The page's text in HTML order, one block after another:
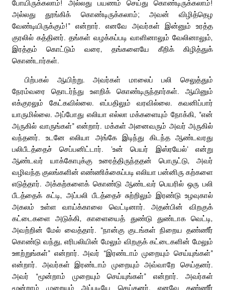
போயிருக்கலாம்! அல்லது பயணம் செய்து கொண்டிருக்கலாம்!
அல்லது தூங்கிக் கொண்டிருக்கலாம்; அவன் விழித்தெழ
வேண்டியிருக்கும்!” என்றார். எனவே அவர்கள் இன்னும் உரத்த
குரலில் கத்தினர். தங்கள் வழக்கப்படி வாளினாலும் வேலினாலும்,
இரத்தம் கொட்டும் வரை, தங்களையே கீறிக் கிழித்துக்
கொண்டார்கள்.
பிற்பகல் ஆயிற்று. அவர்கள் மாலைப் பலி செலுத்தும்
நேரம்வரை தொடர்ந்து உளறிக் கொண்டிருந்தார்கள். ஆயினும்
எக்குரலும் கேட்கவில்லை. எப்பதிலும் வரவில்லை. கவனிப்பார்
யாருமில்லை. அப்போது எலியா எல்லா மக்களையும் நோக்கி, “என்
அருகில் வாருங்கள்” என்றார். மக்கள் அனைவரும் அவர் அருகில்
வந்தனர். உடனே எலியா அங்கே இடிந்து கிடந்த ஆண்டவரது
பலிபீடத்தைச் செப்பனிட்டார். ‘உன் பெயர் இஸ்ரயேல்’ என்று
ஆண்டவர் யாக்கோபுக்கு உரைத்திருந்ததன் பொருட்டு, அவர்
வழிவந்த குலங்களின் எண்ணிக்கைப்படி எலியா பன்னிரு கற்களை
எடுத்தார். அக்கற்களைக் கொண்டு ஆண்டவர் பெயரில் ஒரு பலி
பீடத்தைக் கட்டி, அப்பலி பீடத்தைச் சுற்றிலும் இரண்டு உழவுகால்
அகலம் உள்ள வாய்க்காலை வெட்டினார். அதன்பின் விறகுக்
கட்டைகளை அடுக்கி, காளையைத் துண்டு துண்டாக வெட்டி,
அவற்றின் மேல் வைத்தார். “நான்கு குடங்கள் நிறைய தண்ணீர்
கொண்டு வந்து, எரிபலியின் மேலும் விறகுக் கட்டைகளின் மேலும்
ஊற்றுங்கள்” என்றார். அவர் “இரண்டாம் முறையும் செய்யுங்கள்”
என்றார். அவர்கள் இரண்டாம் முறையும் அவ்வாறே செய்தனர்.
அவர் “மூன்றாம் முறையும் செய்யுங்கள்” என்றார். அவர்கள்
மூன்றாம் முறையும் அப்படியே செய்தனர். எனவே தண்ணீர்